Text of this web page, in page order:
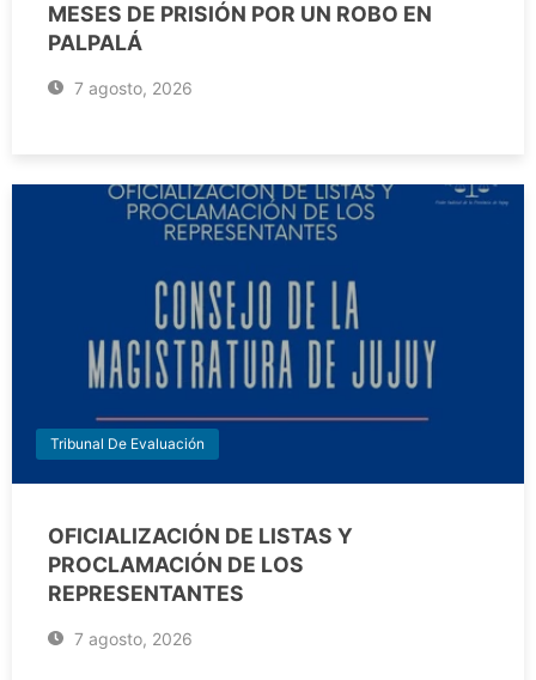
MESES DE PRISIÓN POR UN ROBO EN
PALPALÁ
7 agosto, 2026
Tribunal De Evaluación
OFICIALIZACIÓN DE LISTAS Y
PROCLAMACIÓN DE LOS
REPRESENTANTES
7 agosto, 2026